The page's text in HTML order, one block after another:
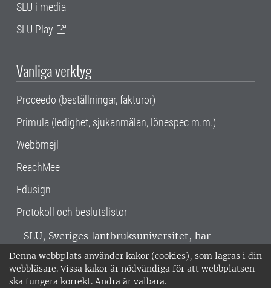
Denna webbplats använder kakor (cookies), som lagras i din
webbläsare. Vissa kakor är nödvändiga för att webbplatsen
ska fungera korrekt. Andra är valbara.
SLU i media
SLU Play
Vanliga verktyg
Proceedo (beställningar, fakturor)
Primula (ledighet, sjukanmälan, lönespec m.m.)
Webbmejl
ReachMee
Edusign
Protokoll och beslutslistor
SLU, Sveriges lantbruksuniversitet, har
verksamhet över hela Sverige. Huvudorter är
Alnarp, Uppsala och Umeå.SLU är
miljöcertifierat enligt ISO 14001. •